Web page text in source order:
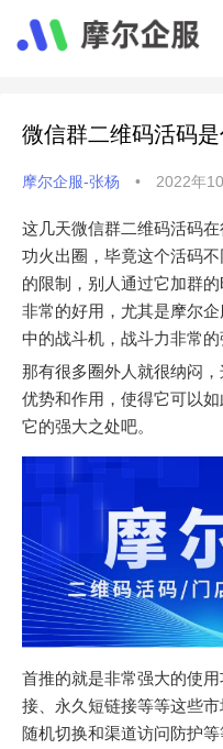
微信群二维码活码
摩尔企服-张杨 • 2022年
这几天微信群二维码活码
功火出圈，毕竟这个活码不
的限制，别人通过它加群
非常的好用，尤其是摩尔
中的战斗机，战斗力非常的
那有很多圈外人就很纳闷
优势和作用，使得它可以
它的强大之处吧。
首推的就是非常强大的使
接、永久短链接等等这些
随机切换和渠道访问防护